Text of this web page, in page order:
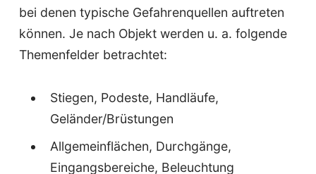
bei denen typische Gefahrenquellen auftreten
können. Je nach Objekt werden u. a. folgende
Themenfelder betrachtet:
Stiegen, Podeste, Handläufe,
Geländer/Brüstungen
Allgemeinflächen, Durchgänge,
Eingangsbereiche, Beleuchtung